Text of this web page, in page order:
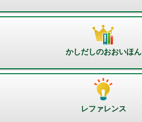
かしだしのおおいほん
レファレンス